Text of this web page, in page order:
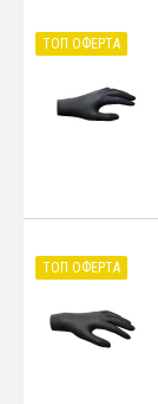
ТОП ОФЕРТА
ТОП ОФЕРТА